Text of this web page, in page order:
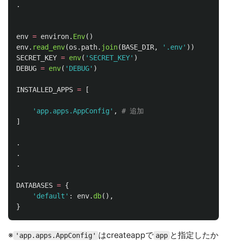
.
env = environ. Env()
env. read_env(os . path. join(BASE_DIR, ' .env' ))
SECRET_KEY = env( ' SECRET_KEY' )
DEBUG = env( ' DEBUG' )
INSTALLED_APPS = [
' app.apps.AppConfig ' ,
]
.
.
.
DATABASES = {
' default ' : env. db(),
}
※ 'app.apps.AppConfig' はcreateappで app と指定したか